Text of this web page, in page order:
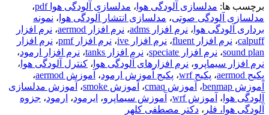
برچسب ها: مدلسازی آلودگی هوا ، مدلسازی آلودگی هوا pdf
،
مدلسازی آلودگی صوتی، مدلسازی انتشار آلودگی هوا ، نمونه
برداری آلودگی هوا ، نرم افزار adms ، نرم افزار aermod ، نرم افزار
calpuff، نرم افزار fluent ، نرم افزار ive ، نرم افزار pmf ، نرم افزار
sound plan، نرم افزار speciate ، نرم افزار tanks ، نرم افزار ارمود،
نرم افزار سیماپرو، نرم افزارهای آلودگی هوا ، کنترل آلودگی هوا ،
پکیج aermod
، پکیج wrf ، پکیج آموزش ارمود، آموزش aermod
،
آموزش benmap
، آموزش cmaq ، آموزش smoke ، آموزش مدلسازی
آلودگی هوا ، آموزش wrf ، آموزش سیماپرو، ایرمود، ارمود، جزوه
آلودگی هوا، فلر ، دکتر مصطفی کلهر